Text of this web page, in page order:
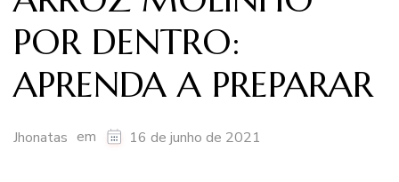
POR DENTRO:
APRENDA A PREPARAR
Jhonatas em 16 de junho de 2021